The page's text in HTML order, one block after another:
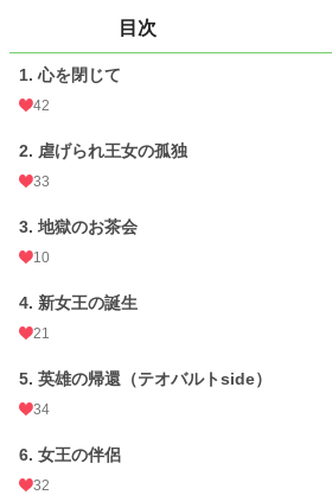
そんなある日、アリシアは国を救った英雄を王
相手は平民出身の傭兵あがり、軍の英雄テオバル
戦に生きるテオバルト、上官命令とはいえ、王
側にある各々の狙いを胸に、王配になる事を決意
これは腹黒い義母や策士の宰相によって二人は
愛情を知らない儚げ女王の、結婚生活の行方は……
小説
目次
1. 心を閉じて
42
2. 虐げられ王女の孤独
33
3. 地獄のお茶会
10
4. 新女王の誕生
21
5. 英雄の帰還（テオバルトside）
34
6. 女王の伴侶
32